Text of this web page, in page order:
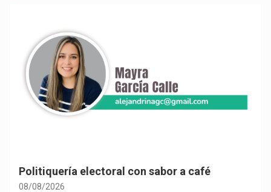
Las consecuencias de la despolitización
constitucional